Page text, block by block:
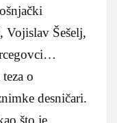
Vojislav Šešelj,
o
desničari.
što je